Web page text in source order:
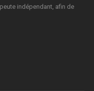
indépendant, afin de